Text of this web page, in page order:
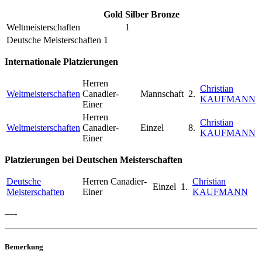
Gold Silber Bronze
Weltmeisterschaften
1
Deutsche Meisterschaften 1
Internationale Platzierungen
Weltmeisterschaften
Herren
Canadier-
Einer
Mannschaft 2.
Christian
KAUFMANN
Weltmeisterschaften
Herren
Canadier-
Einer
Einzel 8.
Christian
KAUFMANN
Platzierungen bei Deutschen Meisterschaften
Deutsche
Meisterschaften
Herren Canadier-
Einer
Einzel 1.
Christian
KAUFMANN
—-
Bemerkung